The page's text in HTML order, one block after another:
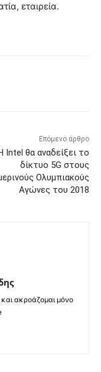
εταιρεία.
Επόμενο άρθρο
Intel θα αναδείξει το
δίκτυο 5G στους
Ολυμπιακούς
Αγώνες του 2018
ακροάζομαι μόνο